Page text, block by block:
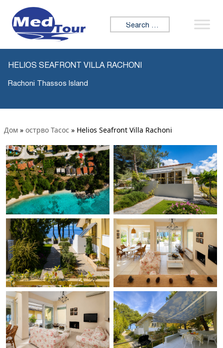
Search for:
HELIOS SEAFRONT VILLA RACHONI
Rachoni Thassos Island
Дом » острво Тасос » Helios Seafront Villa Rachoni